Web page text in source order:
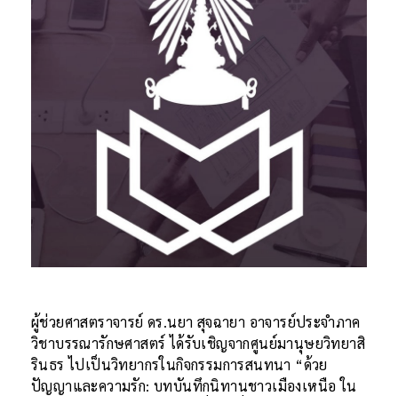
ผู้ช่วยศาสตราจารย์ ดร.นยา สุจฉายา อาจารย์ประจำภาค
วิชาบรรณารักษศาสตร์ได้รับเชิญจากศูนย์มานุษยวิทยาสิ
รินธร ไปเป็นวิทยากรในกิจกรรมการสนทนา “ด้วย
ปัญญาและความรัก: บทบันทึกนิทานชาวเมืองเหนือ ใน